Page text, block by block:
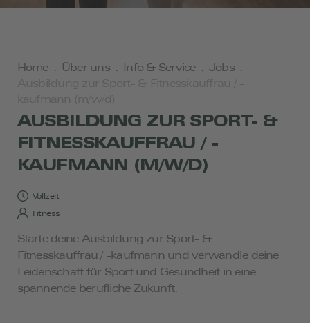
Home . Über uns . Info & Service . Jobs .
AUSBILDUNG ZUR SPORT- &
FITNESSKAUFFRAU / -
KAUFMANN (M/W/D)
Vollzeit
Fitness
Starte deine Ausbildung zur Sport- &
Fitnesskauffrau / -kaufmann und verwandle deine
Leidenschaft für Sport und Gesundheit in eine
spannende berufliche Zukunft.